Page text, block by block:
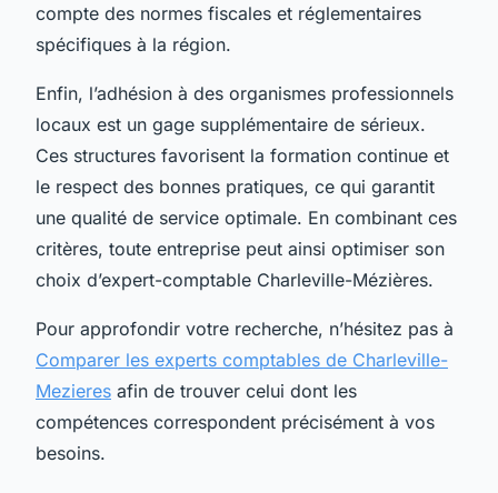
compte des normes fiscales et réglementaires
spécifiques à la région.
Enfin, l’adhésion à des organismes professionnels
locaux est un gage supplémentaire de sérieux.
Ces structures favorisent la formation continue et
le respect des bonnes pratiques, ce qui garantit
une qualité de service optimale. En combinant ces
critères, toute entreprise peut ainsi optimiser son
choix d’expert-comptable Charleville-Mézières.
Pour approfondir votre recherche, n’hésitez pas à
Comparer les experts comptables de Charleville-
Mezieres afin de trouver celui dont les
compétences correspondent précisément à vos
besoins.